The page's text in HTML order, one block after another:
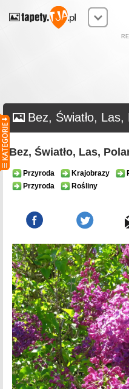
Bez, Światło, Las,
Bez, Światło, Las,
Przyroda Krajobrazy
Przyroda
Rośliny